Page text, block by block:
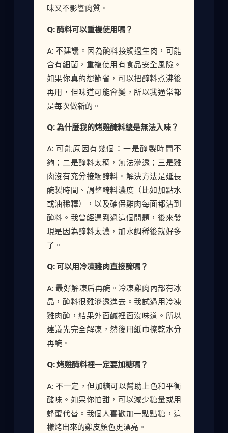
味又不影響肉質。
Q: 醃料可以重複使用嗎？
A: 不建議。因為醃料接觸過生肉，可能
含有細菌，重複使用有食品安全風險。
如果你真的想節省，可以把醃料煮沸後
再用，但味道可能會變，所以我通常都
是每次做新的。
Q: 為什麼我的烤雞醃料總是無法入味？
A: 可能原因有幾個：一是醃製時間不
夠；二是醃料太稠，無法滲透；三是雞
肉沒有充分接觸醃料。解決方法是延長
醃製時間、調整醃料濃度（比如加點水
或油稀釋），以及確保雞肉每面都沾到
醃料。我曾經遇到過這個問題，後來發
現是因為醃料太濃，加水調稀後就好多
了。
Q: 可以用冷凍雞肉直接醃嗎？
A: 最好解凍后再醃。冷凍雞肉內部有冰
晶，醃料很難滲透進去。我試過用冷凍
雞肉醃，結果外面鹹裡面沒味道。所以
建議先完全解凍，然後用紙巾擦乾水分
再醃。
Q: 烤雞醃料裡一定要加糖嗎？
A: 不一定，但加糖可以幫助上色和平衡
酸味。如果你怕甜，可以減少糖量或用
蜂蜜代替。我個人喜歡加一點點糖，這
樣烤出來的雞皮顏色更漂亮。